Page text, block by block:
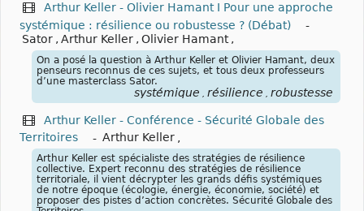
Arthur Keller - Olivier Hamant I Pour une approche
systémique : résilience ou robustesse ? (Débat)
-
Sator , Arthur Keller , Olivier Hamant ,
On a posé la question à Arthur Keller et Olivier Hamant, deux
penseurs reconnus de ces sujets, et tous deux professeurs
d’une masterclass Sator.
systémique résilience robustesse
Arthur Keller - Conférence - Sécurité Globale des
Territoires
- Arthur Keller ,
Arthur Keller est spécialiste des stratégies de résilience
collective. Expert reconnu des stratégies de résilience
territoriale, il vient décrypter les grands défis systémiques
de notre époque (écologie, énergie, économie, société) et
proposer des pistes d’action concrètes. Sécurité Globale des